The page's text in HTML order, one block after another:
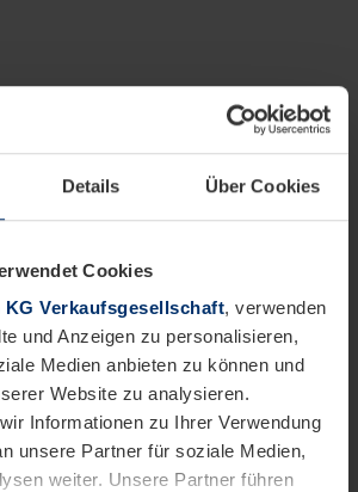
Details Über Cookies
Cookies
KG Verkaufsgesellschaft, verwenden
und Anzeigen zu personalisieren,
Medien anbieten zu können und
Website zu analysieren.
Informationen zu Ihrer Verwendung
unsere Partner für soziale Medien,
weiter. Unsere Partner führen